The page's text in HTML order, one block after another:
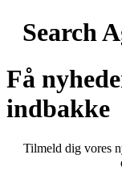
Search
Få
indbakke
Tilmeld dig vores